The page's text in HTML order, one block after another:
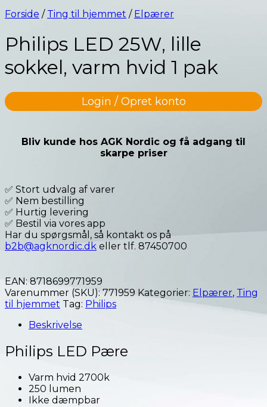
Forside / Ting til hjemmet / Elpærer
Philips LED 25W, lille
sokkel, varm hvid 1 pak
Login / Opret konto
Bliv kunde hos AGK Nordic og få adgang til
skarpe priser
✅ Stort udvalg af varer
✅ Nem bestilling
✅ Hurtig levering
✅ Bestil via vores app
Har du spørgsmål, så kontakt os på
b2b@agknordic.dk eller tlf. 87450700
EAN: 8718699771959
Varenummer (SKU): 771959 Kategorier: Elpærer, Ting
til hjemmet Tag: Philips
Beskrivelse
Philips LED Pære
Varm hvid 2700k
250 lumen
Ikke dæmpbar